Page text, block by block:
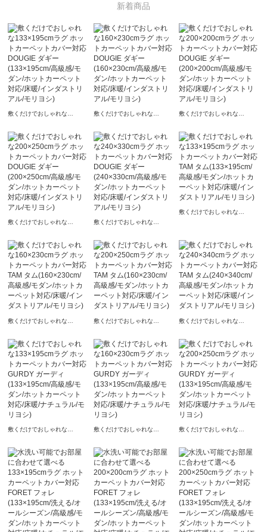
新着商品
敷くだけでおしゃれな
ダギー(133×195cm/高級感/モ
ダン/ホットカーペット対応/
床暖/インダストリアル/モリ
ヨシ)
敷くだけでおしゃれな
ダギー(160×230cm/高級感/モ
ダン/ホットカーペット対応/
床暖/インダストリアル/モリ
ヨシ)
敷くだけでおしゃれな
ダギー(200×200cm/高級感/モ
ダン/ホットカーペット対応/
床暖/インダストリアル/モリ
ヨシ)
敷くだけでおしゃれな
ペットカバー対応 DOUGIE
ダギー(200×250cm/高級感/モ
ダン/ホットカーペット対応/
床暖/インダストリアル/モリ
ヨシ)
敷くだけでおしゃれな
ペットカバー対応 DOUGIE
ダギー(240×330cm/高級感/モ
ダン/ホットカーペット対応/
床暖/インダストリアル/モリ
ヨシ)
敷くだけでおしゃれな
ホットカーペット対応/床暖/
インダストリアル/モリヨシ)
敷くだけでおしゃれな
(160×230cm/高級感/モダン/
ホットカーペット対応/床暖/
インダストリアル/モリヨシ)
敷くだけでおしゃれな
(160×230cm/高級感/モダン/
ホットカーペット対応/床暖/
インダストリアル/モリヨシ)
敷くだけでおしゃれな
(240×340cm/高級感/モダン/
ホットカーペット対応/床暖/
インダストリアル/モリヨシ)
敷くだけでおしゃれな
ーディ(133×195cm/高級感/モ
ダン/ホットカーペット対応/
床暖/ナチュラル/モリヨシ)
敷くだけでおしゃれな
ーディ(133×195cm/高級感/モ
ダン/ホットカーペット対応/
床暖/ナチュラル/モリヨシ)
敷くだけでおしゃれな
ーディ(133×195cm/高級感/モ
ダン/ホットカーペット対応/
床暖/ナチュラル/モリヨシ)